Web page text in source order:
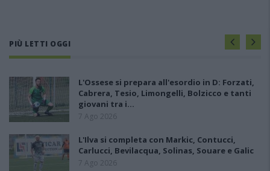
PIÙ LETTI OGGI
L'Ossese si prepara all'esordio in D: Forzati,
Cabrera, Tesio, Limongelli, Bolzicco e tanti
giovani tra i…
7 Ago 2026
L'Ilva si completa con Markic, Contucci,
Carlucci, Bevilacqua, Solinas, Souare e Galic
7 Ago 2026